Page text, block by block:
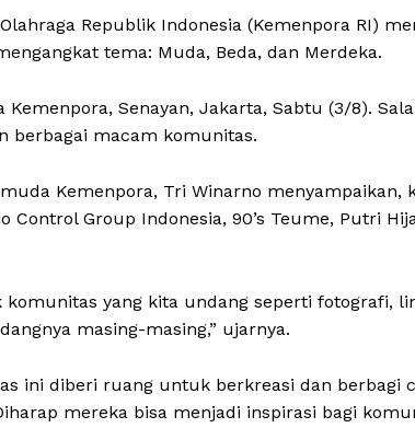
Republik Indonesia (Kemenpora RI)
tema: Muda, Beda, dan Merdeka.
Kemenpora, Senayan, Jakarta, Sabtu (3/8).
berbagai macam komunitas.
Kemenpora, Tri Winarno menyampaikan,
Control Group Indonesia, 90’s Teume, Putri
komunitas yang kita undang seperti fotografi,
masing-masing,” ujarnya.
ini diberi ruang untuk berkreasi dan berbagi
mereka bisa menjadi inspirasi bagi